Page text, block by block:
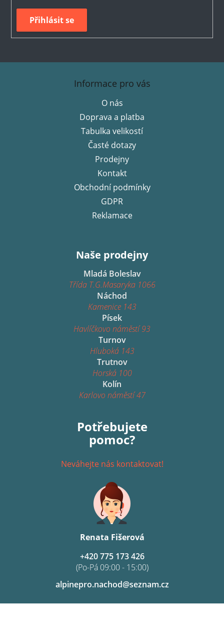
Přihlásit se
Z
Informace pro vás
O nás
Doprava a platba
Tabulka velikostí
Časté dotazy
Prodejny
Kontakt
Obchodní podmínky
GDPR
Reklamace
Naše prodejny
Mladá Boleslav
Třída T.G.Masaryka 1066
Náchod
Kamenice 143
Písek
Havlíčkovo náměstí 93
Turnov
Hluboká 143
Trutnov
Horská 100
Kolín
Karlovo náměstí 47
Potřebujete
pomoc?
Neváhejte nás kontaktovat!
Renata Fišerová
alpinepro.nachod@seznam.cz
+420 775 173 426
(Po-Pá 09:00 - 15:00)